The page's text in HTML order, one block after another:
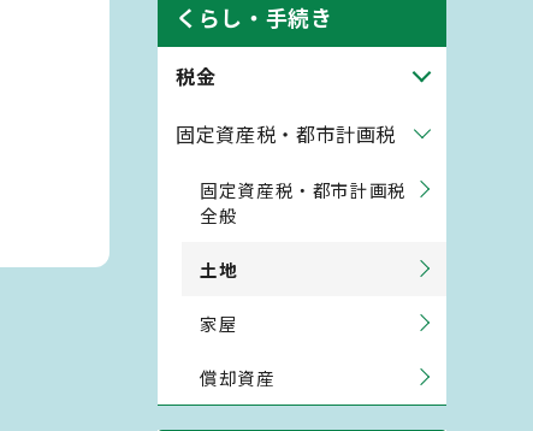
くらし・手続き
税金
固定資産税・都市計画税
固定資産税・都市計画税
全般
土地
家屋
償却資産